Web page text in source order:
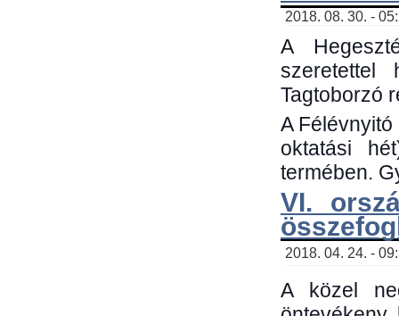
2018. 08. 30. -
A
szeretettel
Tagtoborzó
A
oktatási
termében.
VI.
2018. 04. 24. -
A közel